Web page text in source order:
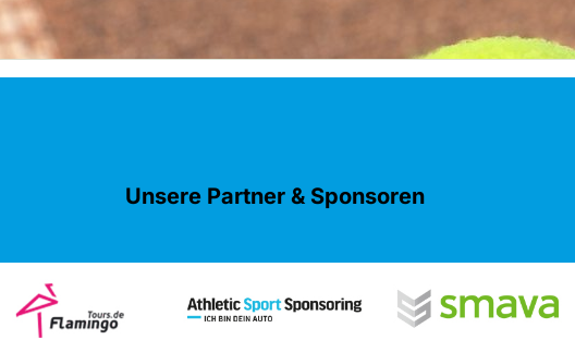
Unsere Partner & Sponsoren